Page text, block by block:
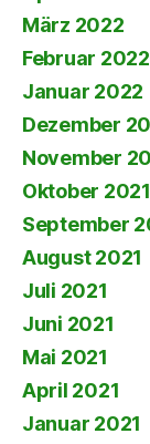
März 2022
Februar 2022
Januar 2022
Dezember
November
Oktober 2021
September
August 2021
Juli 2021
Juni 2021
Mai 2021
April 2021
Januar 2021